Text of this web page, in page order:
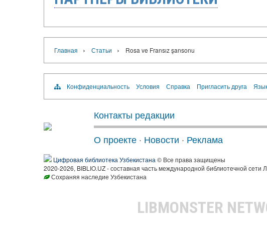
Главная › Статьи › Rosa ve Fransız şansonu
Конфиденциальность Условия Справка Пригласить друга
Контакты редакции
О проекте · Новости · Реклама
Цифровая библиотека Узбекистана © Все права защищены
2020-2026, BIBLIO.UZ - составная часть международной библиотечной сети
Сохраняя наследие Узбекистана
LIBMONSTER